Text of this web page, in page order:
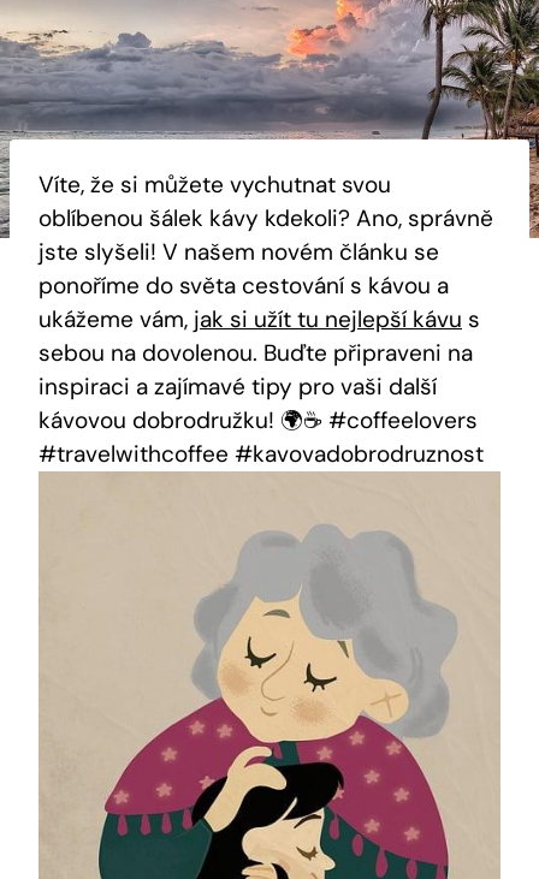
Víte, že si můžete vychutnat svou
oblíbenou šálek kávy kdekoli? Ano, správně
jste slyšeli! V našem novém článku se
ponoříme do světa cestování s kávou a
ukážeme vám, jak si užít tu nejlepší kávu s
sebou na dovolenou. Buďte připraveni na
inspiraci a zajímavé tipy pro vaši další
kávovou dobrodružku! 🌍☕️ #coffeelovers
#travelwithcoffee #kavovadobrodruznost